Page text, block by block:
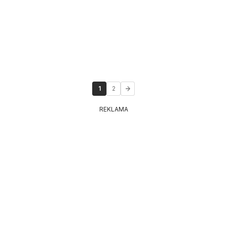
1 2
REKLAMA